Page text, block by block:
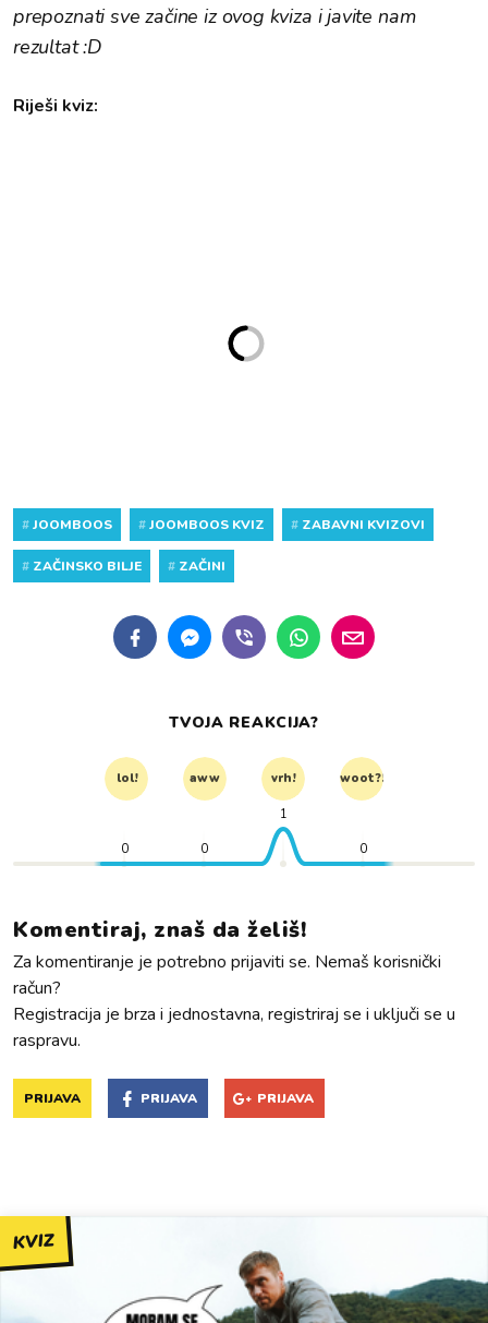
prepoznati sve začine iz ovog kviza i javite nam
rezultat :D
Riješi kviz:
#JOOMBOOS #JOOMBOOS KVIZ # ZABAVNI KVIZOVI
# ZAČINSKO BILJE # ZAČINI
TVOJA REAKCIJA?
lol! aww vrh! woot?!
0 0
1
0
Komentiraj, znaš da želiš!
Za komentiranje je potrebno prijaviti se. Nemaš korisnički
račun?
Registracija je brza i jednostavna, registriraj se i uključi se u
raspravu.
PRIJAVA PRIJAVA PRIJAVA
KVIZ